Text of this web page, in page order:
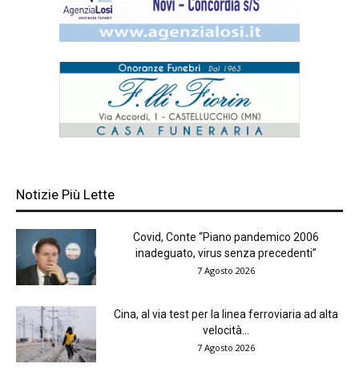
Notizie Più Lette
Covid, Conte “Piano pandemico 2006
inadeguato, virus senza precedenti”
7 Agosto 2026
Cina, al via test per la linea ferroviaria ad alta
velocità...
7 Agosto 2026